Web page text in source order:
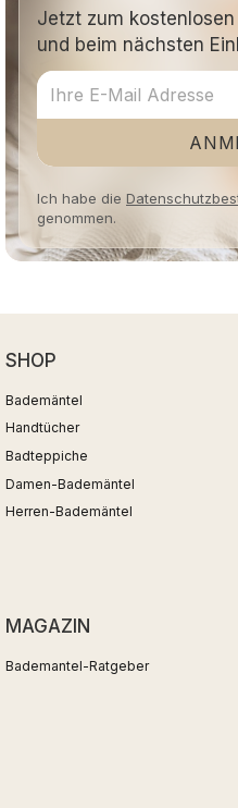
Jetzt zum
und beim nächsten
Ich habe die
genommen.
SHOP
Bademäntel
Handtücher
Badteppiche
Damen-Bademäntel
Herren-Bademäntel
MAGAZIN
Bademantel-Ratgeber